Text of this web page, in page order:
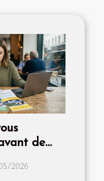
de
2026